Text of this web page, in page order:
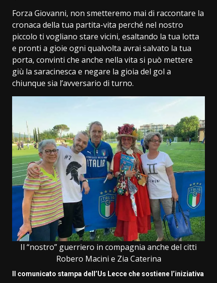
Forza Giovanni, non smetteremo mai di raccontare la
cronaca della tua partita-vita perché nel nostro
piccolo ti vogliano stare vicini, esaltando la tua lotta
e pronti a gioie ogni qualvolta avrai salvato la tua
porta, convinti che anche nella vita si può mettere
giù la saracinesca e negare la gioia del gol a
chiunque sia l’avversario di turno.
Il “nostro” guerriero in compagnia anche del citti
Robero Macini e Zia Caterina
Il comunicato stampa dell’Us Lecce che sostiene l’iniziativa